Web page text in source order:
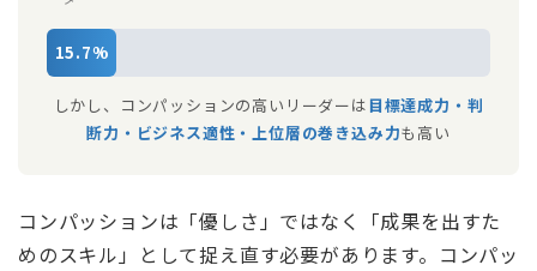
15.7%
しかし、コンパッションの高いリーダーは目標達成力・判
断力・ビジネス適性・上位層の巻き込み力も高い
コンパッションは「優しさ」ではなく「成果を出すた
めのスキル」として捉え直す必要があります。コンパッ